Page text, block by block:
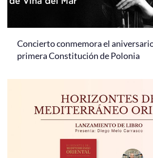
Concierto conmemora el
primera Constitución de Polonia